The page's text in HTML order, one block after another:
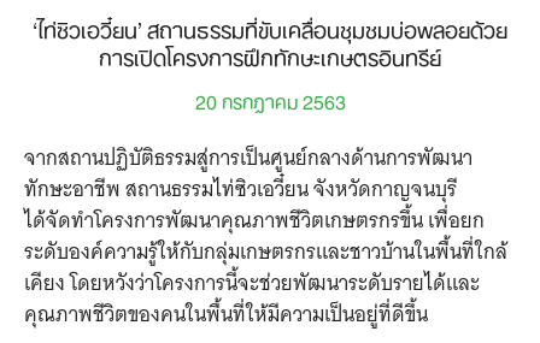
‘ไท่ซิวเอวี๋ยน’ สถานธรรมที่ขับเคลื่อนชุมชมบ่อพลอยด้วย
การเปิดโครงการฝึกทักษะเกษตรอินทรีย์
20 กรกฎาคม 2563
จากสถานปฏิบัติธรรมสู่การเป็นศูนย์กลางด้านการพัฒนา
ทักษะอาชีพ สถานธรรมไท่ซิวเอวี๋ยน จังหวัดกาญจนบุรี
ได้จัดทำโครงการพัฒนาคุณภาพชีวิตเกษตรกรขึ้น เพื่อยก
ระดับองค์ความรู้ให้กับกลุ่มเกษตรกรและชาวบ้านในพื้นที่ใกล้
เคียง โดยหวังว่าโครงการนี้จะช่วยพัฒนาระดับรายได้และ
คุณภาพชีวิตของคนในพื้นที่ให้มีความเป็นอยู่ที่ดีขึ้น